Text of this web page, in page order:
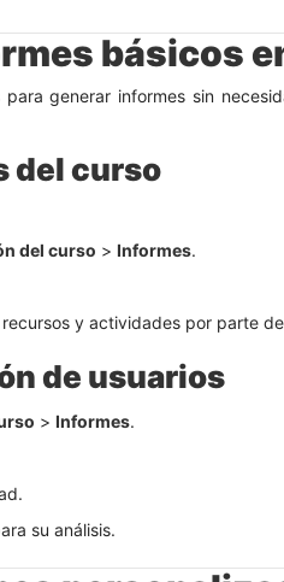
básicos
generar informes sin
del curso
del curso > Informes.
y actividades por parte
de usuarios
> Informes.
su análisis.